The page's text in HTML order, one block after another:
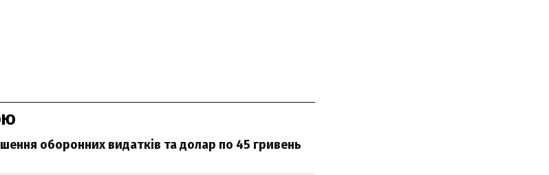
оборонних видатків та долар по 45 гривень